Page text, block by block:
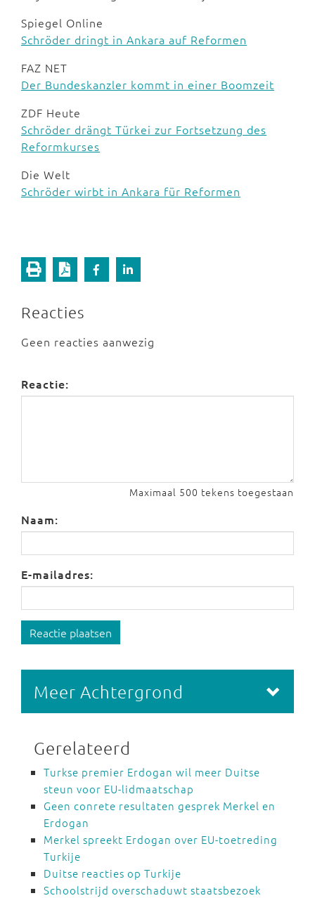
Spiegel Online
Schröder dringt in Ankara auf Reformen
FAZ NET
Der Bundeskanzler kommt in einer Boomzeit
ZDF Heute
Schröder drängt Türkei zur Fortsetzung des
Reformkurses
Die Welt
Schröder wirbt in Ankara für Reformen
Reacties
Geen reacties aanwezig
Reactie:
Maximaal 500 tekens toegestaan
Naam:
E-mailadres:
Reactie plaatsen
Meer Achtergrond
Gerelateerd
Turkse premier Erdogan wil meer Duitse
steun voor EU-lidmaatschap
Geen conrete resultaten gesprek Merkel en
Erdogan
Merkel spreekt Erdogan over EU-toetreding
Turkije
Duitse reacties op Turkije
Schoolstrijd overschaduwt staatsbezoek